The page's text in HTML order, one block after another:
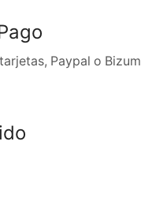
Paypal o Bizum